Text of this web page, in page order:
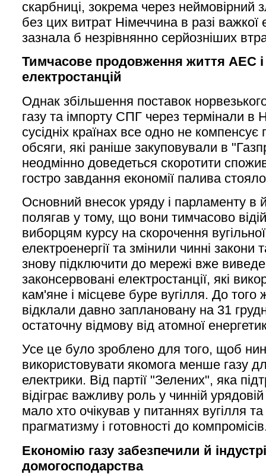
скарбниці, зокрема через неймовірний
без цих витрат Німеччина в разі важкої
зазнала б незрівнянно серйозніших
Тимчасове продовження життя АЕС і
електростанцій
Однак збільшення поставок
газу та імпорту СПГ через термінали в
сусідніх країнах все одно не
обсяги, які раніше закуповували в
неодмінно доведеться скоротити
гостро завдання економії палива
Основний внесок уряду і парламенту в
полягав у тому, що вони тимчасово
виборцям курсу на скорочення вугільної
електроенергії та змінили чинні
знову підключити до мережі вже
законсервовані електростанції, які
кам'яне і місцеве буре вугілля. До того
відклали давно заплановану на 31
остаточну відмову від атомної
Усе це було зроблено для того, щоб
використовувати якомога менше газу
електрики. Від партії "Зелених", яка
відіграє важливу роль у чинній урядовій
мало хто очікував у питаннях вугілля
прагматизму і готовності до
Економію газу забезпечили й
домогосподарства